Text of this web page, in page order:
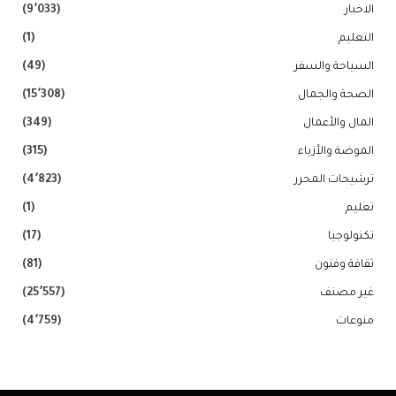
الاخبار (9٬033)
التعليم (1)
السياحة والسفر (49)
الصحة والجمال (15٬308)
المال والأعمال (349)
الموضة والأزياء (315)
ترشيحات المحرر (4٬823)
تعليم (1)
تكنولوجيا (17)
ثقافة وفنون (81)
غير مصنف (25٬557)
منوعات (4٬759)